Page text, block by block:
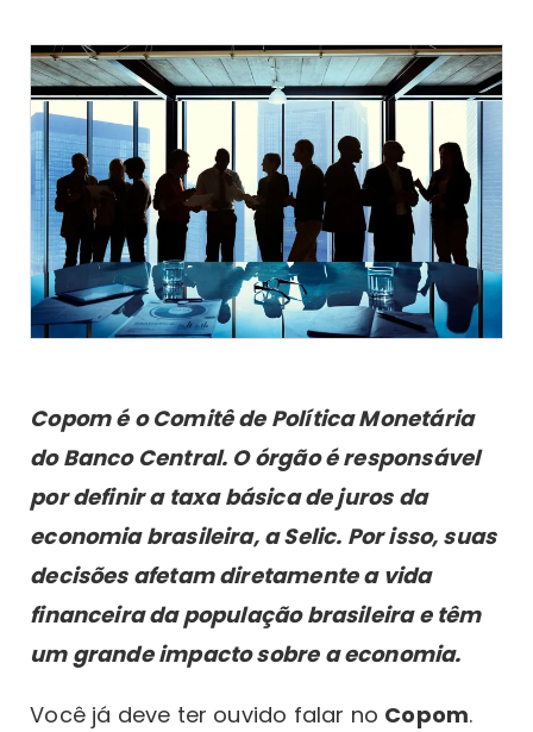
Copom é o Comitê de Política Monetária
do Banco Central. O órgão é responsável
por definir a taxa básica de juros da
economia brasileira, a Selic. Por isso, suas
decisões afetam diretamente a vida
financeira da população brasileira e têm
um grande impacto sobre a economia.
Você já deve ter ouvido falar no Copom.